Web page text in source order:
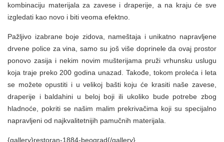
kombinaciju materijala za zavese i draperije, a na kraju će sve
izgledati kao novo i biti veoma efektno.
Pažljivo izabrane boje zidova, nameštaja i unikatno napravljene
drvene police za vina, samo su još više doprinele da ovaj prostor
ponovo zasija i nekim novim mušterijama pruži vrhunsku uslugu
koja traje preko 200 godina unazad. Takođe, tokom proleća i leta
se možete opustiti i u velikoj bašti koju će krasiti naše zavese,
draperije i baldahini u beloj boji ili ukoliko bude potrebe zbog
hladnoće, pokriti se našim malim prekrivačima koji su specijalno
napravljeni od najkvalitetnijih pamučnih materijala.
{gallery}restoran-1884-beograd{/gallery}